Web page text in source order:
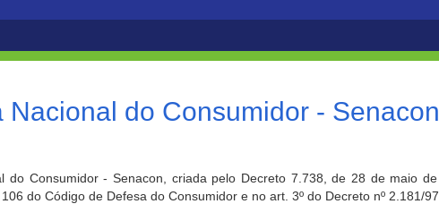
Nacional do Consumidor - Senacon
do Consumidor - Senacon, criada pelo Decreto 7.738, de 28 de maio
do Código de Defesa do Consumidor e no art. 3º do Decreto nº 2.181/97.